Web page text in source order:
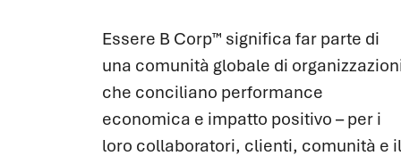
Essere B Corp™ significa far parte di
una comunità globale di
che conciliano performance
economica e impatto positivo – per i
loro collaboratori, clienti, comunità e il